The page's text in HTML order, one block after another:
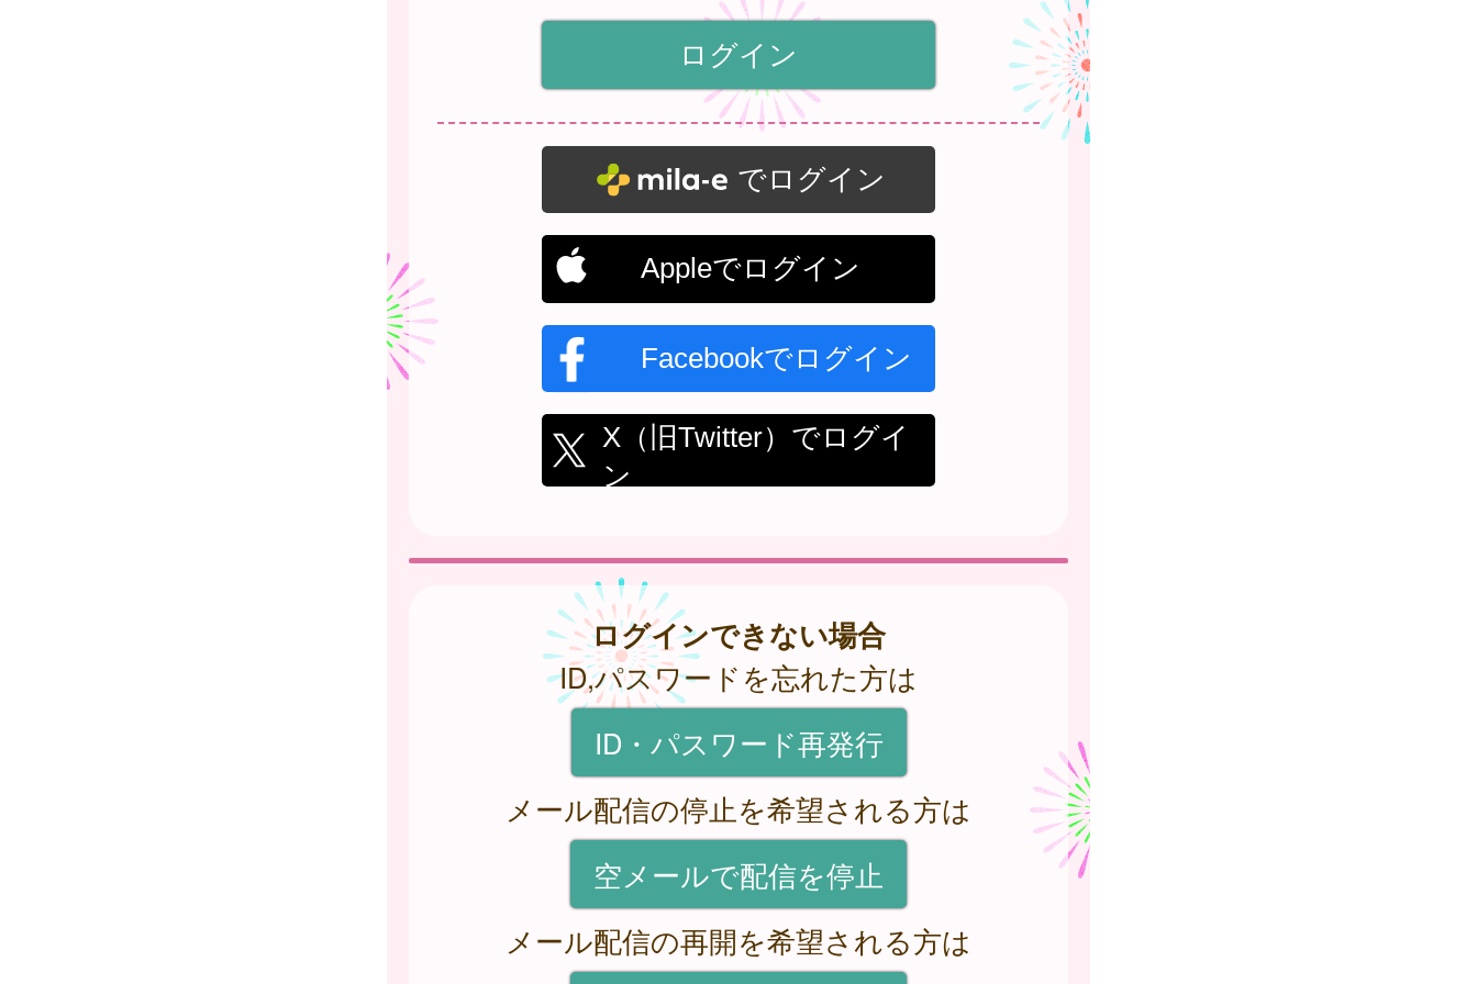
でログイン
Appleでログイン
Facebookでログイン
X（旧Twitter）でログイ
ン
ログインできない場合
ID,パスワードを忘れた方は
ID・パスワード再発行
メール配信の停止を希望される方は
空メールで配信を停止
メール配信の再開を希望される方は